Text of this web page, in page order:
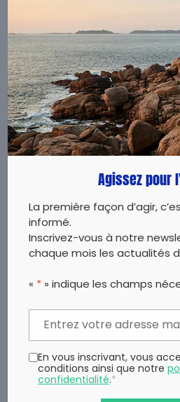
BiOcéanOr, une
"Engagée pour l'Océan"
de la Mer qui met
au service de la biologie
assurer une gestion plus
bassins d'aquaculture.
VOIR
Agissez pour
La première façon d’agir,
informé.
Inscrivez-vous à notre
chaque mois les actualités
« * » indique les champs
En vous inscrivant, vous
conditions ainsi que notre
confidentialité.*